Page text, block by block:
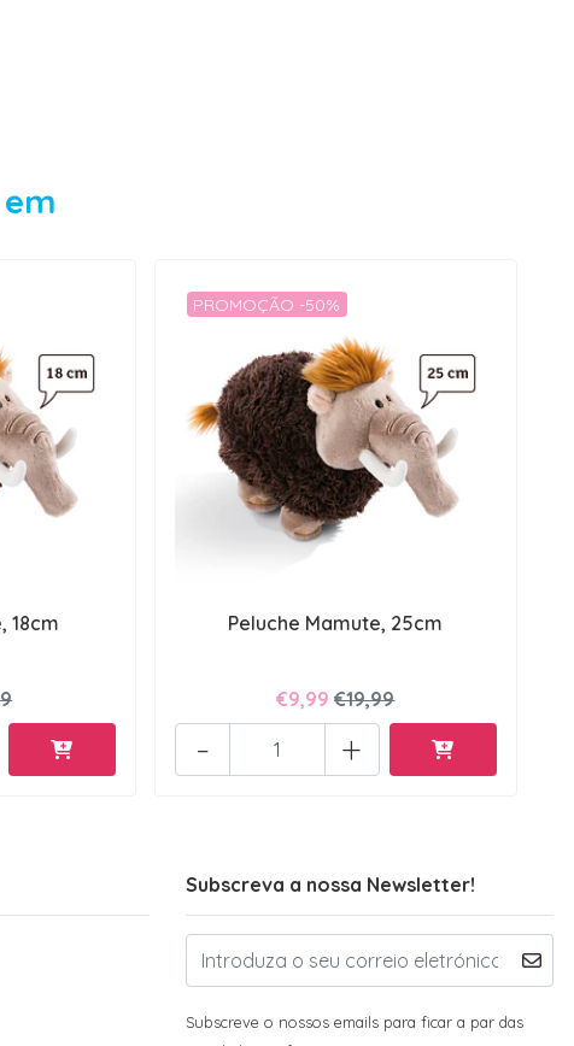
18cm
PROMOÇÃO -50%
Peluche Mamute, 25cm
€9,99 €19,99
+
-
Subscreva a nossa Newsletter!
Subscreve o nossos emails para ficar a par das